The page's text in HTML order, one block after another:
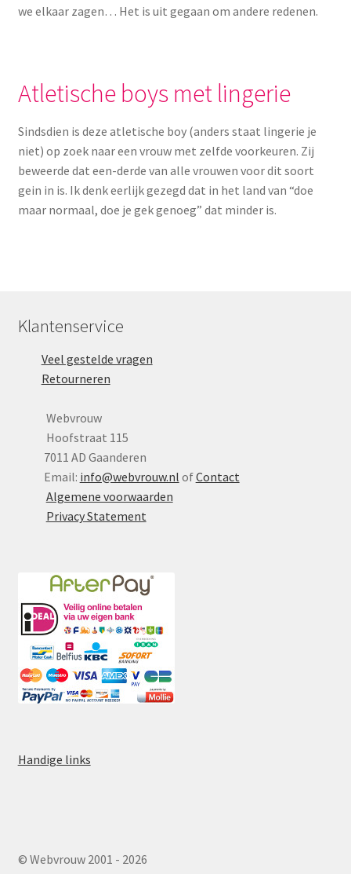
we elkaar zagen… Het is uit gegaan om andere redenen.
Atletische boys met lingerie
Sindsdien is deze atletische boy (anders staat lingerie je
niet) op zoek naar een vrouw met zelfde voorkeuren. Zij
beweerde dat een-derde van alle vrouwen voor dit soort
gein in is. Ik denk eerlijk gezegd dat in het land van “doe
maar normaal, doe je gek genoeg” dat minder is.
Klantenservice
Veel gestelde vragen
Retourneren
Webvrouw
Hoofstraat 115
7011 AD Gaanderen
Email: info@webvrouw.nl ofContact
Algemene voorwaarden
Privacy Statement
Handige links
© Webvrouw 2001 - 2026